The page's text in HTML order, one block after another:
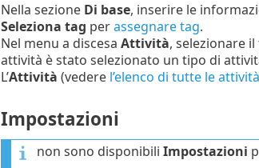
Nella sezione Di base, inserire le
Seleziona tag perassegnare tag.
Nel menu a discesa Attività, selezionare
attività è stato selezionato un tipo di
L’Attività (vedere l’elenco di tutte le attività
Impostazioni
non sono disponibili Impostazioni